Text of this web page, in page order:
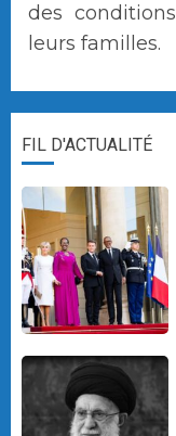
des
leurs familles.
FIL D'ACTUALITÉ